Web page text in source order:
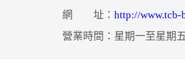
網 址： http://www.tcb-
營業時間：星期一至星期